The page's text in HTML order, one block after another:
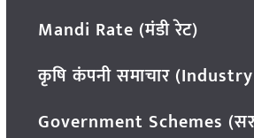
Mandi Rate (मंडी रेट)
कृषि कंपनी समाचार
Government Schemes